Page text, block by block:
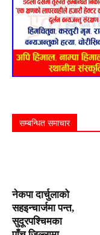
सम्बन्धित समाचार
नेकपा दार्चुलाको
सहइन्चार्जमा पन्त,
सुदूरपश्चिमका